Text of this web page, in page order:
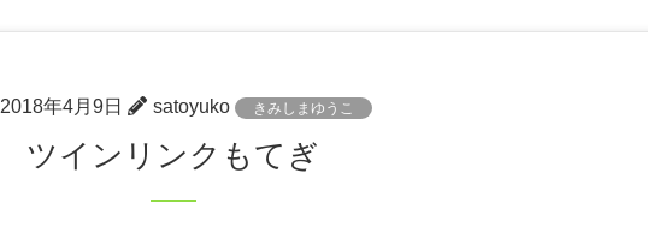
2018年4月9日 satoyuko きみしまゆうこ
ツインリンクもてぎ